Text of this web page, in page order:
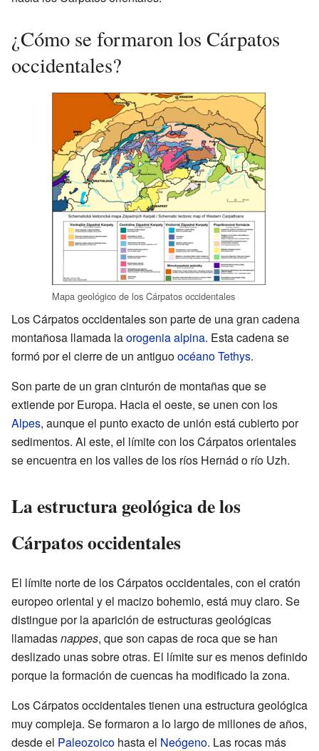
¿Cómo se formaron los Cárpatos
occidentales?
Mapa geológico de los Cárpatos occidentales
Los Cárpatos occidentales son parte de una gran cadena
montañosa llamada laorogenia alpina. Esta cadena se
formó por el cierre de un antiguoocéano Tethys.
Son parte de un gran cinturón de montañas que se
extiende por Europa. Hacia el oeste, se unen con los
Alpes, aunque el punto exacto de unión está cubierto por
sedimentos. Al este, el límite con los Cárpatos orientales
se encuentra en los valles de los ríos Hernád o río Uzh.
La estructura geológica de los
Cárpatos occidentales
El límite norte de los Cárpatos occidentales, con el cratón
europeo oriental y el macizo bohemio, está muy claro. Se
distingue por la aparición de estructuras geológicas
llamadasnappes, que son capas de roca que se han
deslizado unas sobre otras. El límite sur es menos definido
porque la formación de cuencas ha modificado la zona.
Los Cárpatos occidentales tienen una estructura geológica
muy compleja. Se formaron a lo largo de millones de años,
desde el Paleozoico hasta el Neógeno. Las rocas más